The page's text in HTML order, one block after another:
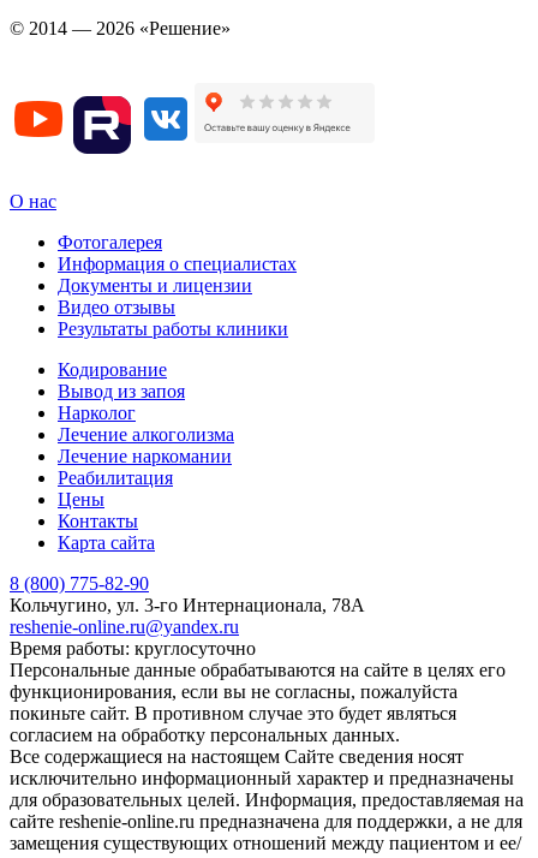
© 2014 — 2026 «Решение»
О нас
Фотогалерея
Информация о специалистах
Документы и лицензии
Видео отзывы
Результаты работы клиники
Кодирование
Вывод из запоя
Нарколог
Лечение алкоголизма
Лечение наркомании
Реабилитация
Цены
Контакты
Карта сайта
8 (800) 775-82-90
Кольчугино, ул. 3-го Интернационала, 78А
reshenie-online.ru@yandex.ru
Время работы: круглосуточно
Персональные данные обрабатываются на сайте в целях его
функционирования, если вы не согласны, пожалуйста
покиньте сайт. В противном случае это будет являться
согласием на обработку персональных данных.
Все содержащиеся на настоящем Сайте сведения носят
исключительно информационный характер и предназначены
для образовательных целей. Информация, предоставляемая на
сайте reshenie-online.ru предназначена для поддержки, а не для
замещения существующих отношений между пациентом и ее/